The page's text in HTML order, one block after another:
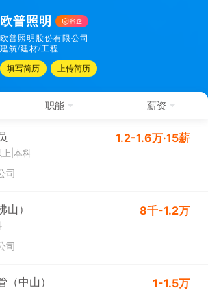
欧普照明
欧普照明股份有限公司
建筑/建材/工程
填写简历 上传简历
职能 薪资
本科
司
1.2-1.6万·15薪
）
司
8千-1.2万
中山） 1-1.5万